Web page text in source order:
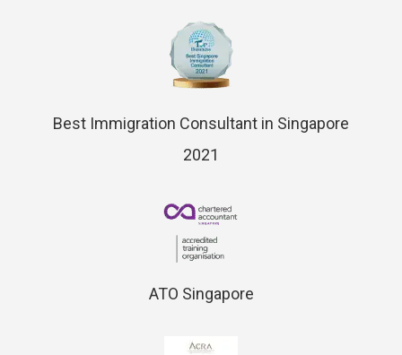
Best Immigration Consultant in Singapore
2021
ATO Singapore